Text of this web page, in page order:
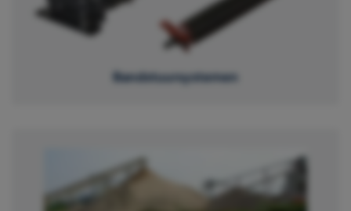
Bandstuursystemen